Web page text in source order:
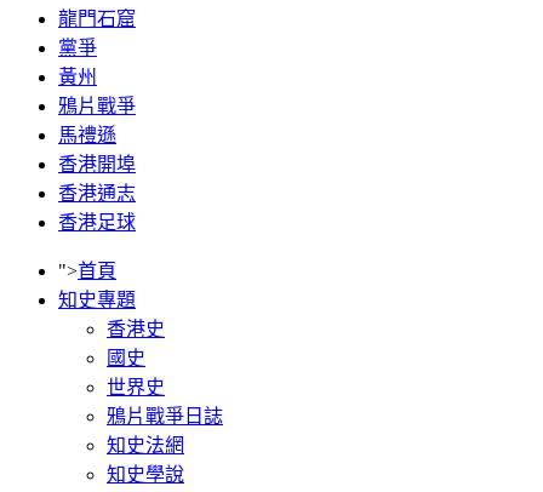
龍門石窟
黨爭
黃州
鴉片戰爭
馬禮遜
香港開埠
香港通志
香港足球
">首頁
知史專題
香港史
國史
世界史
鴉片戰爭日誌
知史法網
知史學說